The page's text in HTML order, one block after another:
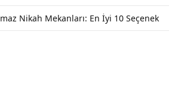
Nikah Mekanları: En İyi 10 Seçenek